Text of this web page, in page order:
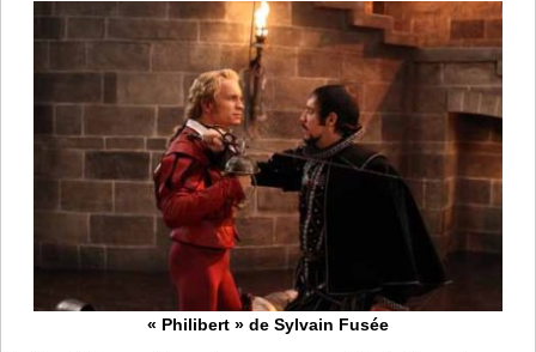
« Philibert » de Sylvain Fusée